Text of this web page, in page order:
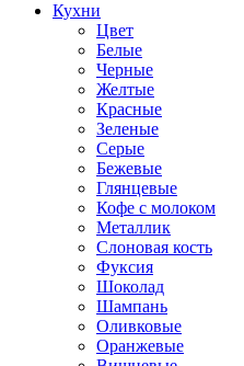
Кухни
Цвет
Белые
Черные
Желтые
Красные
Зеленые
Серые
Бежевые
Глянцевые
Кофе с молоком
Металлик
Слоновая кость
Фуксия
Шоколад
Шампань
Оливковые
Оранжевые